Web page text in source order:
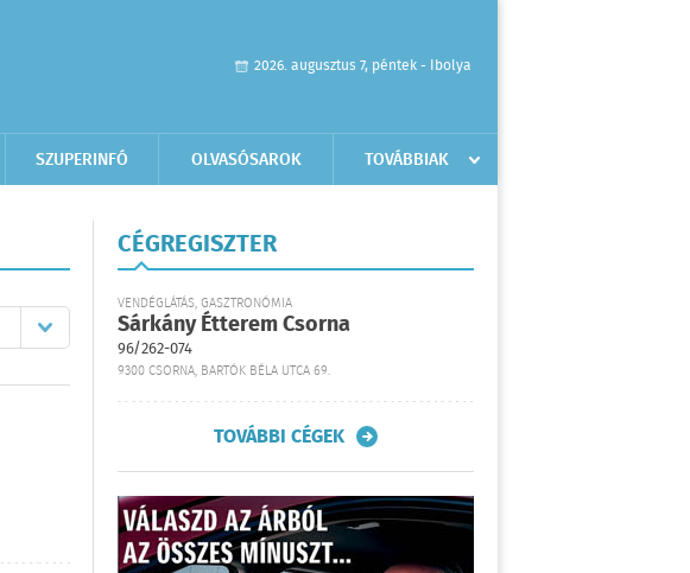
2026. augusztus 7, péntek - Ibolya
SZUPERINFÓ OLVASÓSAROK TOVÁBBIAK
CÉGREGISZTER
VENDÉGLÁTÁS, GASZTRONÓMIA
Sárkány Étterem Csorna
96/262-074
9300 CSORNA, BARTÓK BÉLA UTCA 69.
TOVÁBBI CÉGEK